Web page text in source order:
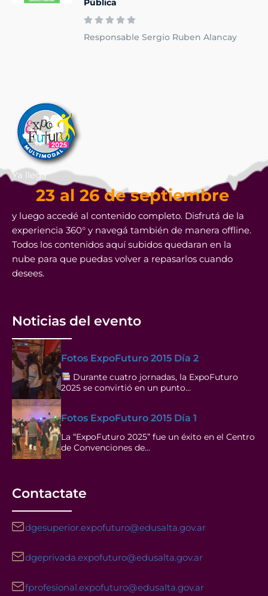
Pública
Responsable Sergio Ruben Alancay
Ya llega
23 al 26 de septiembre
y luego accedé al contenido completo. Disfrutá de la
experiencia 360° y navegá también de manera offline.
Todos los contenidos aquí subidos quedaran en la
nube para que puedas volver a repasarlos cuando
desees.
Noticias del evento
Fotos ExpoFuturo 2015 Día 2
Durante cuatro jornadas, la ExpoFuturo
2025 se convirtió en un punto…
Fotos ExpoFuturo 2015 Día 1
La “ExpoFuturo 2025” fue un éxito en el Centro
de Convenciones de…
Contactate
dgesuperior.expofuturo@edusalta.gov.ar
dgeprivada.expofuturo@edusalta.gov.ar
fprofesional.expofuturo@edusalta.gov.ar